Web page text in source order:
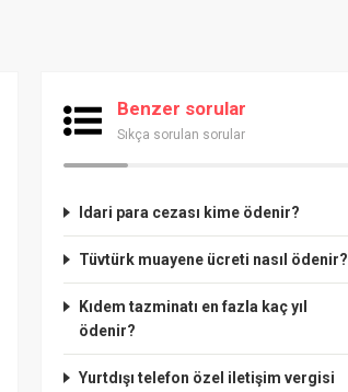
Benzer sorular
Sıkça sorulan sorular
Idari para cezası kime ödenir?
Tüvtürk muayene ücreti nasıl ödenir?
Kıdem tazminatı en fazla kaç yıl
ödenir?
Yurtdışı telefon özel iletişim vergisi